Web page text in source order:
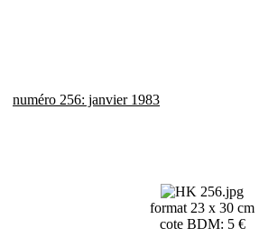
numéro 256: janvier 1983
format 23 x 30 cm
cote BDM: 5 €